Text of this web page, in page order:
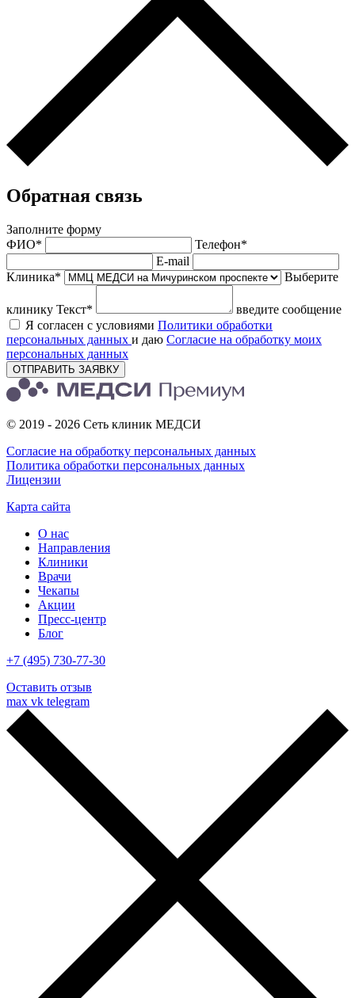
Обратная связь
Заполните форму
ФИО*
Телефон*
E-mail
Клиника*
Выберите
клинику Текст*
введите сообщение
Я согласен с условиями Политики обработки
персональных данных и даю Согласие на обработку моих
персональных данных
ОТПРАВИТЬ ЗАЯВКУ
© 2019 - 2026 Сеть клиник МЕДСИ
Согласие на обработку персональных данных
Политика обработки персональных данных
Лицензии
Карта сайта
О нас
Направления
Клиники
Врачи
Чекапы
Акции
Пресс-центр
Блог
+7 (495) 730-77-30
Оставить отзыв
max vk telegram